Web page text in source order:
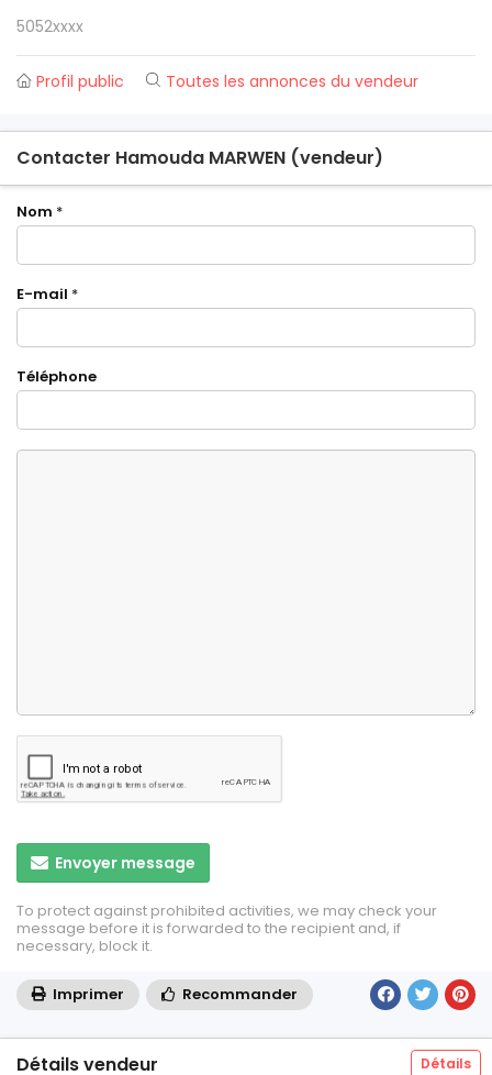
5052xxxx
Profil public Toutes les annonces du vendeur
Contacter Hamouda MARWEN (vendeur)
Nom *
E-mail *
Téléphone
Envoyer message
To protect against prohibited activities, we may check your
message before it is forwarded to the recipient and, if
necessary, block it.
Imprimer Recommander
Détails vendeur Détails